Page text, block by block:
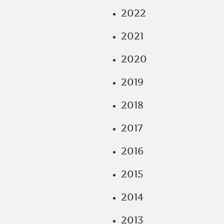
2022
2021
2020
2019
2018
2017
2016
2015
2014
2013